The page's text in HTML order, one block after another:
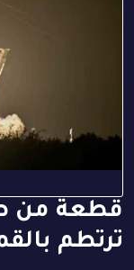
قطعة من
ترتطم